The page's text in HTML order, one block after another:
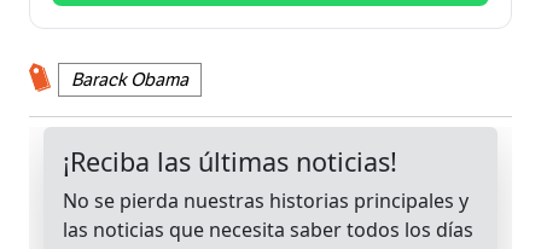
Barack Obama